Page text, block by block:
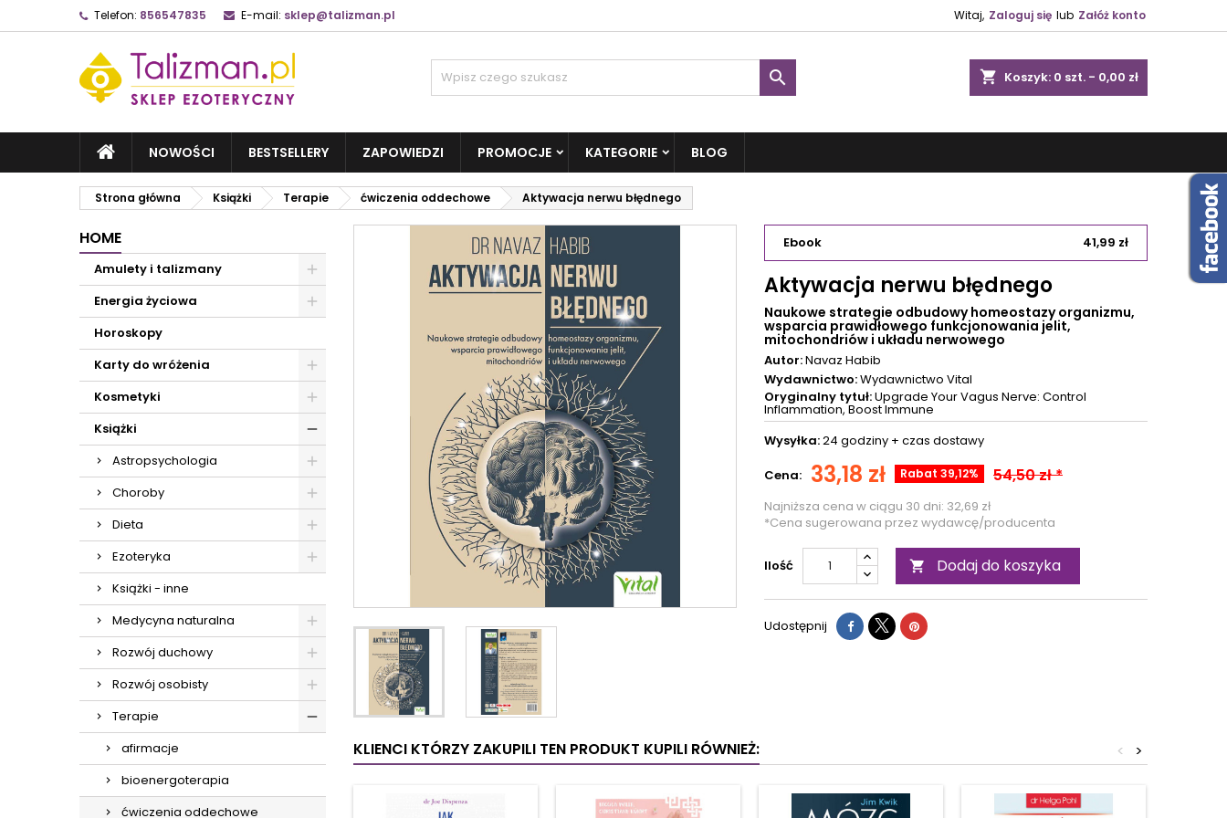
Telefon: 856547835 E-mail: sklep@talizman.pl Witaj, Zaloguj się lub Załóż konto
shopping_cart Koszyk: 0 szt. - 0,00 zł

NOWOŚCI BESTSELLERY ZAPOWIEDZI PROMOCJE KATEGORIE BLOG
Strona główna Książki Terapie ćwiczenia oddechowe Aktywacja nerwu błędnego
HOME
Amulety i talizmany
Energia życiowa
Horoskopy
Karty do wróżenia
Kosmetyki
Książki
Astropsychologia
Choroby
Dieta
Ezoteryka
Książki - inne
Medycyna naturalna
Rozwój duchowy
Rozwój osobisty
Terapie
afirmacje
bioenergoterapia
ćwiczenia oddechowe
Ebook 41,99 zł
Aktywacja nerwu błędnego
Naukowe strategie odbudowy homeostazy organizmu,
wsparcia prawidłowego funkcjonowania jelit,
mitochondriów i układu nerwowego
Autor:Navaz Habib
Wydawnictwo:Wydawnictwo Vital
Oryginalny tytuł:Upgrade Your Vagus Nerve: Control
Inflammation, Boost Immune
Wysyłka:24 godziny + czas dostawy
Cena: 33,18 zł Rabat 39,12% 54,50 zł *
Najniższa cena w ciągu 30 dni: 32,69 zł
*Cena sugerowana przez wydawcę/producenta
Ilość  Dodaj do koszyka
Udostępnij
KLIENCI KTÓRZY ZAKUPILI TEN PRODUKT KUPILI RÓWNIEŻ: >
<